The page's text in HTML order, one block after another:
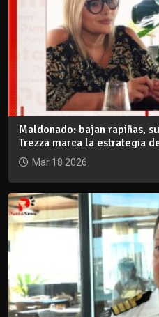
Maldonado: bajan rapiñas,
Trezza marca la estrategia
Mar 18 2026